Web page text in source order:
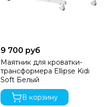
9 700 руб
Маятник для кроватки-
трансформера Ellipse Kidi
Soft Белый
В корзину